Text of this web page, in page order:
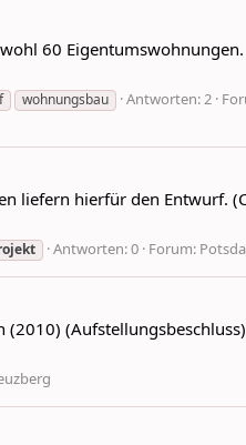
60
wohnungsbau Antworten: 2
liefern hierfür den Entwurf.
Antworten: 0 Forum: